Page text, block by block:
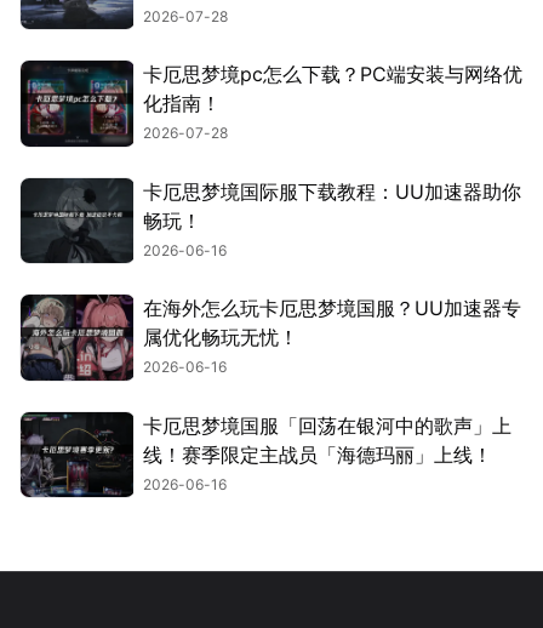
2026-07-28
卡厄思梦境pc怎么下载？PC端安装与网络优
化指南！
2026-07-28
卡厄思梦境国际服下载教程：UU加速器助你
畅玩！
2026-06-16
在海外怎么玩卡厄思梦境国服？UU加速器专
属优化畅玩无忧！
2026-06-16
卡厄思梦境国服「回荡在银河中的歌声」上
线！赛季限定主战员「海德玛丽」上线！
2026-06-16